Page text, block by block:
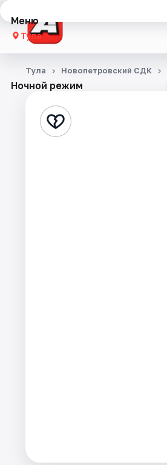
Меню
Тула
Концерты
Стендап
Ночной режим
Тула Новопетровский СДК